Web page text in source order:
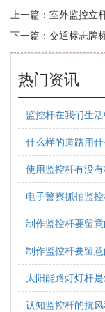
上一篇： 室外监控立
下一篇： 交通标志牌
热门资讯
监控杆在我们生
什么样的道路用
使用监控杆有没
电子警察抓拍监
制作监控杆要留
制作监控杆要留
太阳能路灯灯杆
认知监控杆的抗